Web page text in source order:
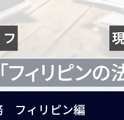
フィリピン編